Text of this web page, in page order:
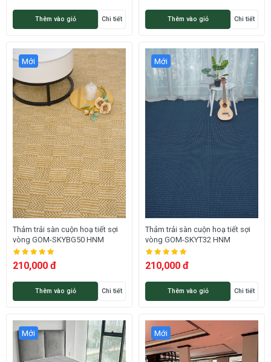
Thêm vào giỏ Chi tiết Thêm vào giỏ Chi tiết
Mới
Thảm trải sàn cuộn hoạ tiết sợi
vòng GOM-SKYBG50 HNM
210,000 đ
Thêm vào giỏ Chi tiết
Mới
Thảm trải sàn cuộn hoạ tiết sợi
vòng GOM-SKYT32 HNM
210,000 đ
Thêm vào giỏ Chi tiết
Mới Mới